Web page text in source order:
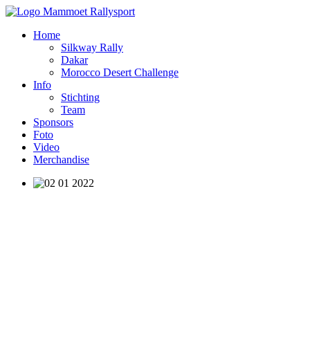
Home
Silkway Rally
Dakar
Morocco Desert Challenge
Info
Stichting
Team
Sponsors
Foto
Video
Merchandise